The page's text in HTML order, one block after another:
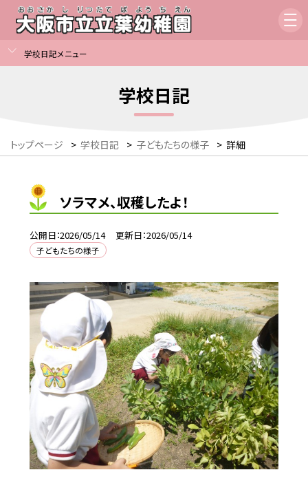
学校日記メニュー
学校日記
トップページ > 学校日記 > 子どもたちの様子 > 詳細
ソラマメ、収穫したよ！
公開日 2026/05/14 更新日 2026/05/14
子どもたちの様子